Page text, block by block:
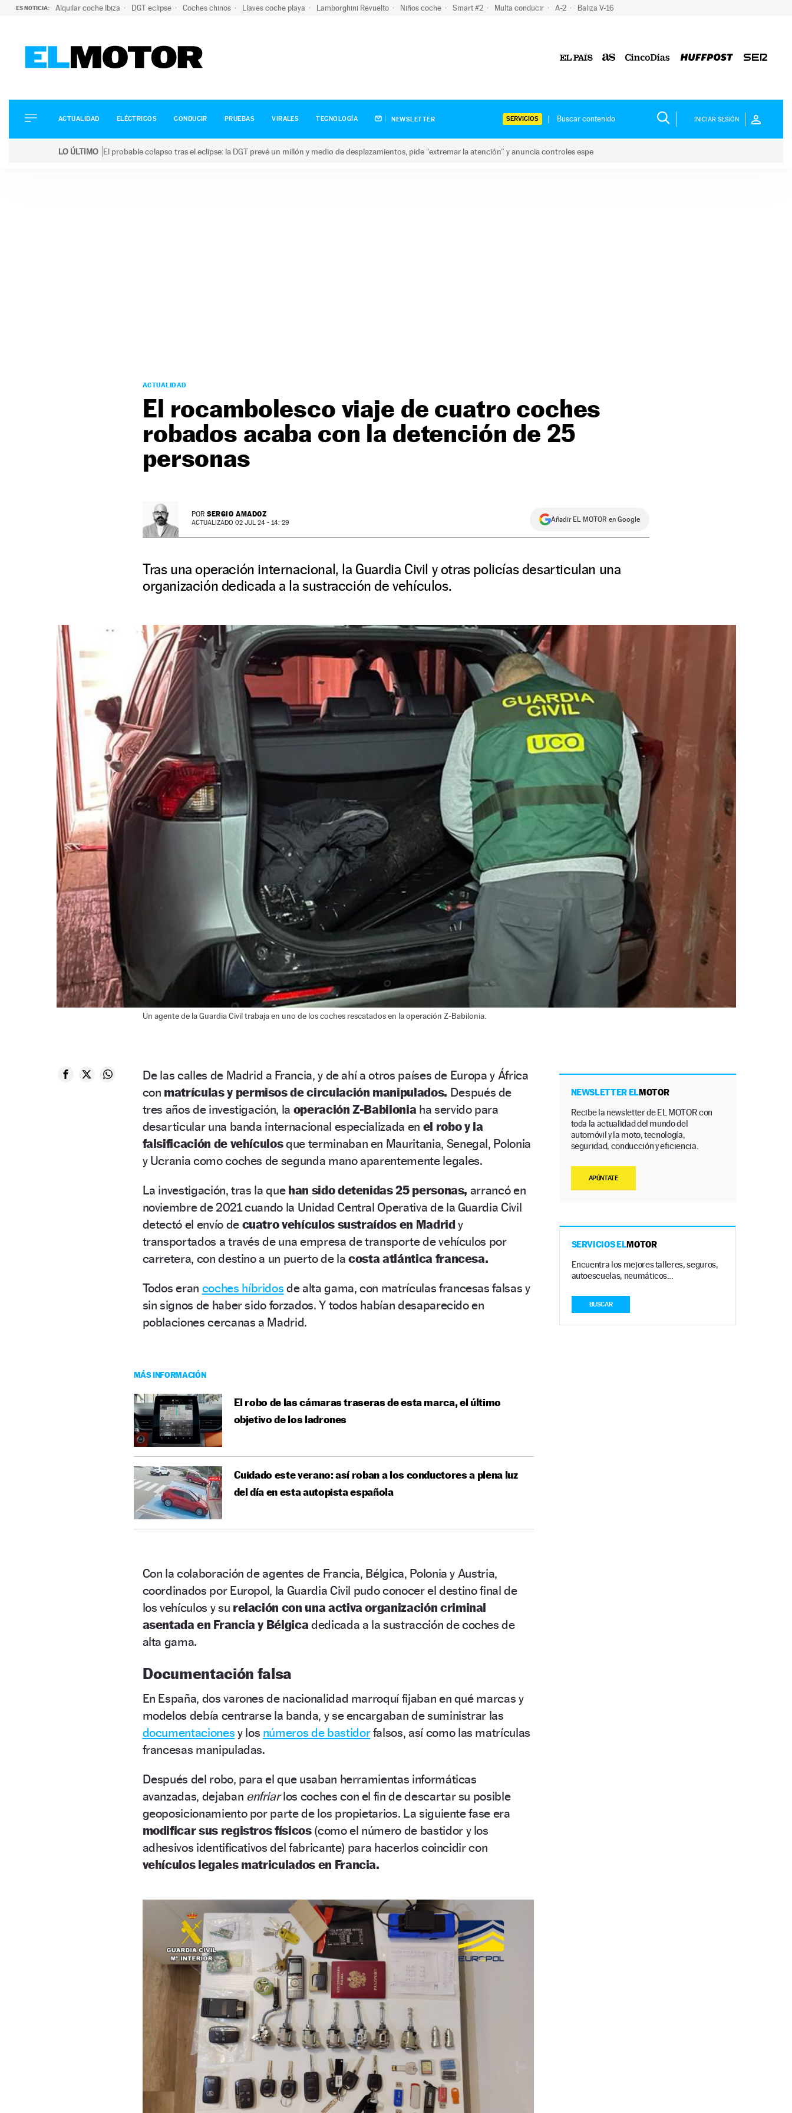
ES NOTICIA: Alquilar coche Ibiza DGT eclipse Coches chinos Llaves coche playa Lamborghini Revuelto Niños coche Smart #2 Multa conducir A-2 Baliza V-16
ELÉCTRICOS
CONDUCIR
ACTUALIDAD ELÉCTRICOS CONDUCIR PRUEBAS VIRALES TECNOLOGÍA NEWSLETTER SERVICIOS INICIAR SESIÓN
LO ÚLTIMO El probable colapso tras el eclipse: la DGT prevé un millón y medio de desplazamientos, pide “extremar la atención” y anuncia controles espe
ACTUALIDAD
El rocambolesco viaje de cuatro coches
robados acaba con la detención de 25
personas
POR SERGIO AMADOZ
ACTUALIZADO 02 JUL 24 - 14: 29 Añadir EL MOTOR en Google
Tras una operación internacional, la Guardia Civil y otras policías desarticulan una
organización dedicada a la sustracción de vehículos.
Un agente de la Guardia Civil trabaja en uno de los coches rescatados en la operación Z-Babilonia.
De las calles de Madrid a Francia, y de ahí a otros países de Europa y África
con matrículas y permisos de circulación manipulados. Después de
tres años de investigación, la operación Z-Babilonia ha servido para
desarticular una banda internacional especializada en el robo y la
falsificación de vehículosque terminaban en Mauritania, Senegal, Polonia
y Ucrania como coches de segunda mano aparentemente legales.
La investigación, tras la que han sido detenidas 25 personas, arrancó en
noviembre de 2021 cuando la Unidad Central Operativa de la Guardia Civil
detectó el envío de cuatro vehículos sustraídos en Madridy
transportados a través de una empresa de transporte de vehículos por
carretera, con destino a un puerto de lacosta atlántica francesa.
Todos eran coches híbridos de alta gama, con matrículas francesas falsas y
sin signos de haber sido forzados. Y todos habían desaparecido en
poblaciones cercanas a Madrid.
MÁS INFORMACIÓN
El robo de las cámaras traseras de esta marca, el último
objetivo de los ladrones
Cuidado este verano: así roban a los conductores a plena luz
del día en esta autopista española
Con la colaboración de agentes de Francia, Bélgica, Polonia y Austria,
coordinados por Europol, la Guardia Civil pudo conocer el destino final de
los vehículos y su relación con una activa organización criminal
asentada en Francia y Bélgica dedicada a la sustracción de coches de
alta gama.
Documentación falsa
En España, dos varones de nacionalidad marroquí fijaban en qué marcas y
modelos debía centrarse la banda, y se encargaban de suministrar las
documentaciones y los números de bastidorfalsos, así como las matrículas
francesas manipuladas.
Después del robo, para el que usaban herramientas informáticas
avanzadas, dejaban enfriarlos coches con el fin de descartar su posible
geoposicionamiento por parte de los propietarios. La siguiente fase era
modificar sus registros físicos (como el número de bastidor y los
adhesivos identificativos del fabricante) para hacerlos coincidir con
vehículos legales matriculados en Francia.
NEWSLETTER ELMOTOR
Recibe la newsletter de EL MOTOR con
toda la actualidad del mundo del
automóvil y la moto, tecnología,
seguridad, conducción y eficiencia.
APÚNTATE
SERVICIOS ELMOTOR
Encuentra los mejores talleres, seguros,
autoescuelas, neumáticos…
BUSCAR